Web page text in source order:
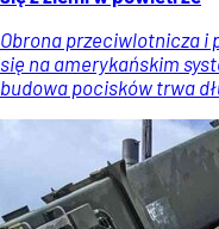
Obrona przeciwlotnicza
się na amerykańskim
budowa pocisków trwa